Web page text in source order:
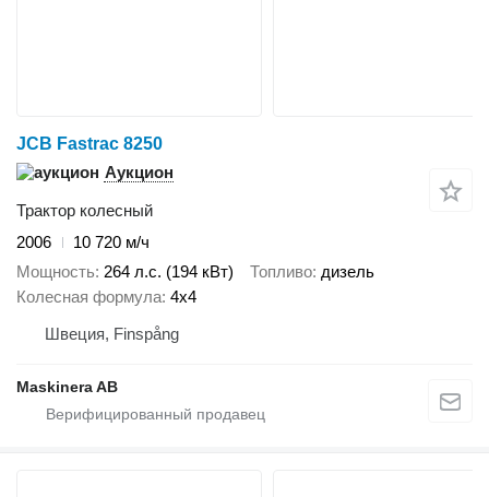
JCB Fastrac 8250
Аукцион
Трактор колесный
2006
10 720 м/ч
Мощность 264 л.с. (194 кВт) Топливо дизель
Колесная формула 4x4
Швеция, Finspång
Maskinera AB